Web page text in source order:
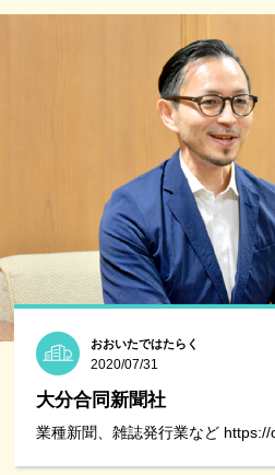
おおいたではたらく
2020/07/31
大分合同新聞社
業種新聞、雑誌発行業など https://